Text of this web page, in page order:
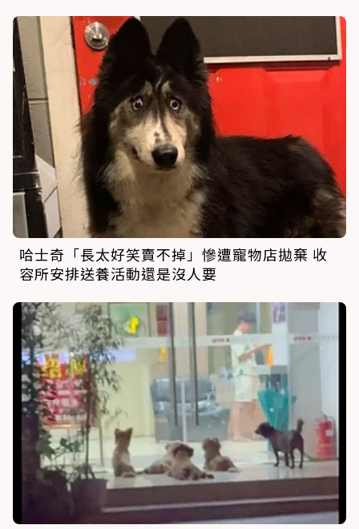
哈士奇「長太好笑賣不掉」慘遭寵物店拋棄 收
容所安排送養活動還是沒人要